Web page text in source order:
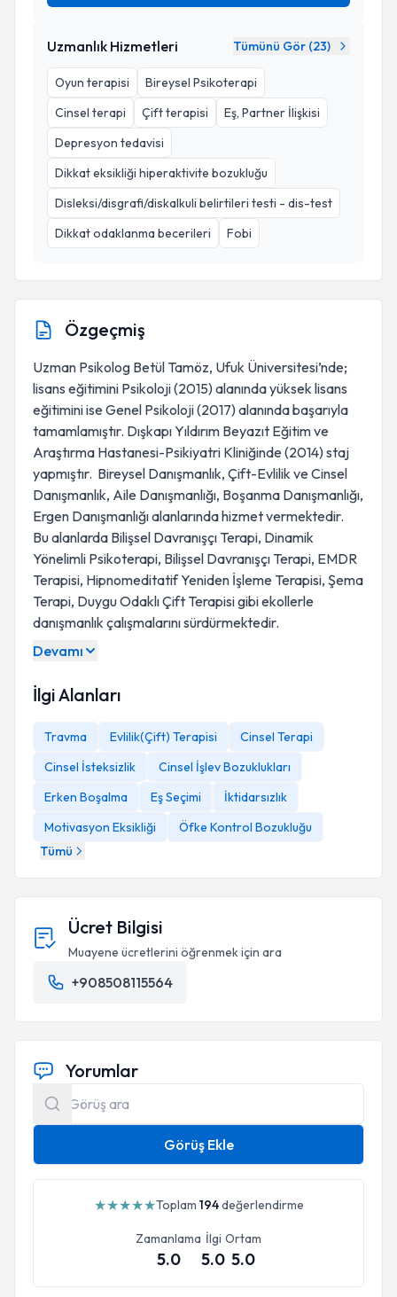
Uzmanlık Hizmetleri Tümünü Gör (23)
Oyun terapisi
Bireysel Psikoterapi
Cinsel terapi
Çift terapisi
Eş, Partner İlişkisi
Depresyon tedavisi
Dikkat eksikliği hiperaktivite bozukluğu
Disleksi/disgrafi/diskalkuli belirtileri testi - dis-test
Dikkat odaklanma becerileri
Fobi
Özgeçmiş
Uzman Psikolog Betül Tamöz, Ufuk Üniversitesi’nde;
lisans eğitimini Psikoloji (2015) alanında yüksek lisans
eğitimini ise Genel Psikoloji (2017) alanında başarıyla
tamamlamıştır. Dışkapı Yıldırım Beyazıt Eğitim ve
Araştırma Hastanesi-Psikiyatri Kliniğinde (2014) staj
yapmıştır. Bireysel Danışmanlık, Çift-Evlilik ve Cinsel
Danışmanlık, Aile Danışmanlığı, Boşanma Danışmanlığı,
Ergen Danışmanlığı alanlarında hizmet vermektedir.
Bu alanlarda Bilişsel Davranışçı Terapi, Dinamik
Yönelimli Psikoterapi, Bilişsel Davranışçı Terapi, EMDR
Terapisi, Hipnomeditatif Yeniden İşleme Terapisi, Şema
Terapi, Duygu Odaklı Çift Terapisi gibi ekollerle
danışmanlık çalışmalarını sürdürmektedir.
Devamı
İlgi Alanları
Travma Evlilik(Çift) Terapisi
Cinsel Terapi
Cinsel İsteksizlik
Cinsel İşlev Bozuklukları
Erken Boşalma
Eş Seçimi
İktidarsızlık
Motivasyon Eksikliği
Öfke Kontrol Bozukluğu
Tümü
Ücret Bilgisi
Muayene ücretlerini öğrenmek için ara
+908508115564
Yorumlar
Görüş Ekle
★★★★★Toplam 194değerlendirme
Zamanlama
5.0
İlgi
5.0
Ortam
5.0